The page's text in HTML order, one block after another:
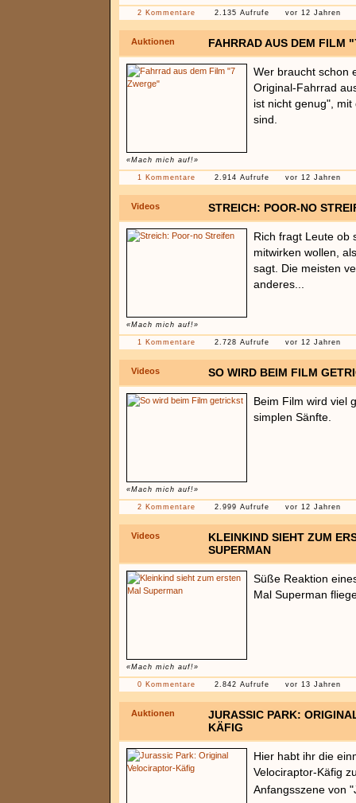
2 Kommentare 2.135 Aufrufe vor 12 Jahren
Auktionen FAHRRAD AUS DEM FILM
«Mach mich auf!»
Wer braucht schon
Original-Fahrrad
ist nicht genug",
sind.
1 Kommentare 2.914 Aufrufe vor 12 Jahren
Videos STREICH: POOR-NO
«Mach mich auf!»
Rich fragt Leute ob
mitwirken wollen,
sagt. Die meisten
anderes...
1 Kommentare 2.728 Aufrufe vor 12 Jahren
Videos SO WIRD BEIM FILM
«Mach mich auf!»
Beim Film wird viel
simplen Sänfte.
2 Kommentare 2.999 Aufrufe vor 12 Jahren
Videos
KLEINKIND SIEHT ZUM
SUPERMAN
«Mach mich auf!»
Süße Reaktion
Mal Superman
0 Kommentare 2.842 Aufrufe vor 13 Jahren
Auktionen
JURASSIC PARK:
KÄFIG
Hier habt ihr die
Velociraptor-Käfig
Anfangsszene von